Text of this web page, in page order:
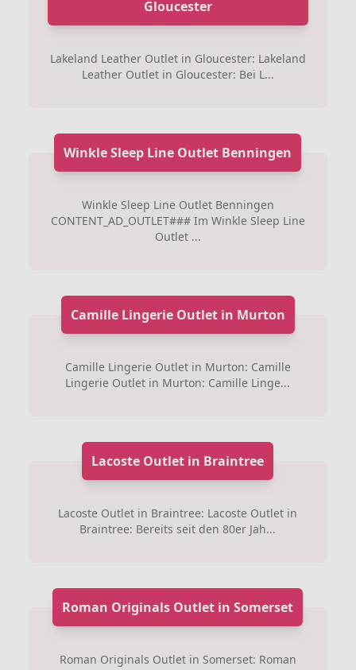
Gloucester
Lakeland Leather Outlet in Gloucester: Lakeland
Leather Outlet in Gloucester: Bei L...
Winkle Sleep Line Outlet Benningen
Winkle Sleep Line Outlet Benningen
CONTENT_AD_OUTLET### Im Winkle Sleep Line
Outlet ...
Camille Lingerie Outlet in Murton
Camille Lingerie Outlet in Murton: Camille
Lingerie Outlet in Murton: Camille Linge...
Lacoste Outlet in Braintree
Lacoste Outlet in Braintree: Lacoste Outlet in
Braintree: Bereits seit den 80er Jah...
Roman Originals Outlet in Somerset
Roman Originals Outlet in Somerset: Roman